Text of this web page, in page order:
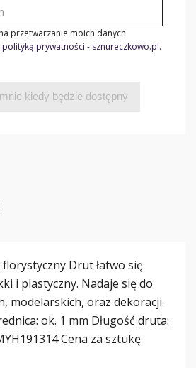
przetwarzanie moich danych
polityką prywatności - sznureczkowo.pl.
kiedy będzie dostępny
Drut łatwo się
i plastyczny. Nadaje się do
modelarskich, oraz dekoracji.
ok. 1 mm Długość druta:
Cena za sztukę